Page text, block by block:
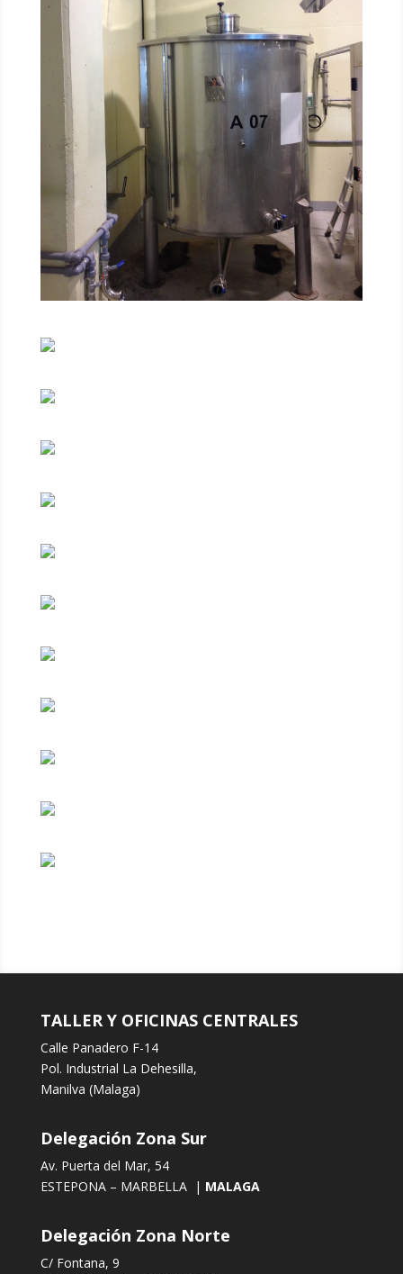
TALLER Y OFICINAS CENTRALES
Calle Panadero F-14
Pol. Industrial La Dehesilla,
Manilva (Malaga)
Delegación Zona Sur
Av. Puerta del Mar, 54
ESTEPONA – MARBELLA | MALAGA
Delegación Zona Norte
C/ Fontana, 9